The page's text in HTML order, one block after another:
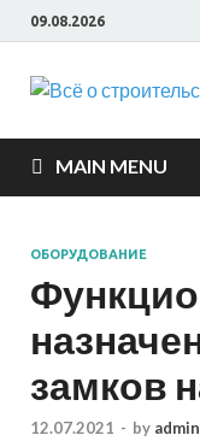
09.08.2026
MAIN MENU
ОБОРУДОВАНИЕ
замков
12.07.2021 - by admin